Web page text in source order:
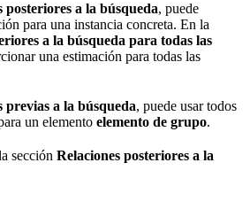
posteriores a la búsqueda, puede
para una instancia concreta. En la
a la búsqueda para todas las
una estimación para todas las
previas a la búsqueda, puede usar todos
un elemento elemento de grupo.
sección Relaciones posteriores a la